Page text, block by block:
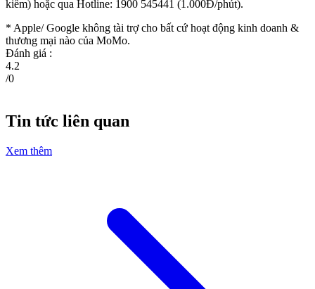
kiếm) hoặc qua Hotline: 1900 545441 (1.000Đ/phút).
* Apple/ Google không tài trợ cho bất cứ hoạt động kinh doanh &
thương mại nào của MoMo.
Đánh giá :
4.2
/0
Tin tức liên quan
Xem thêm